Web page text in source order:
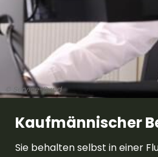
© Service-Bund
Kaufmännischer
Sie behalten selbst in einer